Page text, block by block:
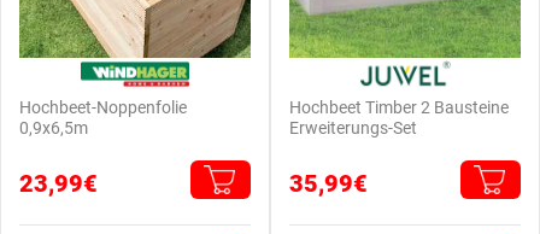
Hochbeet-Noppenfolie
0,9x6,5m
23,99€
Hochbeet Timber 2 Bausteine
Erweiterungs-Set
35,99€